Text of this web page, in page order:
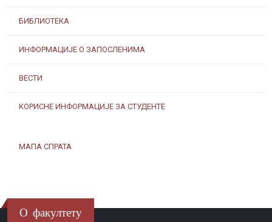
БИБЛИОТЕКА
ИНФОРМАЦИЈЕ О ЗАПОСЛЕНИМА
ВЕСТИ
КОРИСНЕ ИНФОРМАЦИЈЕ ЗА СТУДЕНТЕ
МАПА СПРАТА
О факултету